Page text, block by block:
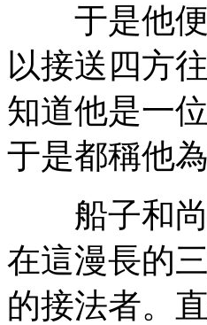
于是他便
以接送四方
知道他是一
于是都稱他
船子和尚
在這漫長的
的接法者。